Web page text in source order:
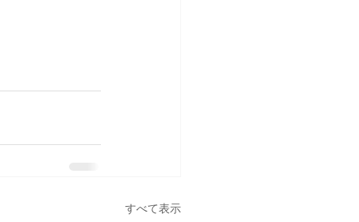
すべて表示